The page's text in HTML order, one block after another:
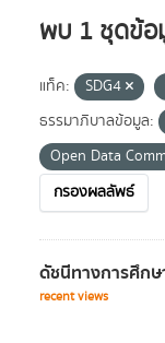
พบ 1 ชุดข้อ
แท็ค: SDG4
ธรรมาภิบาลข้อมูล:
Open Data
กรองผลลัพธ์
ดัชนีทางการศึกษ
recent views